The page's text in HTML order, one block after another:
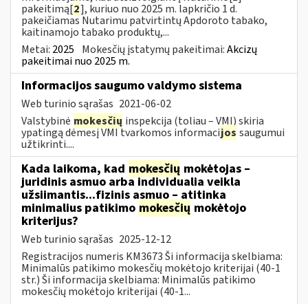
pakeitimą[2], kuriuo nuo 2025 m. lapkričio 1 d.
pakeičiamas Nutarimu patvirtintų Apdoroto tabako,
kaitinamojo tabako produktų,...
Metai: 2025 Mokesčių įstatymų pakeitimai:Akcizų
pakeitimai nuo 2025 m.
Informacijos saugumo valdymo sistema
Web turinio sąrašas 2021-06-02
Valstybinė mokesčių inspekcija (toliau – VMI) skiria
ypatingą dėmesį VMI tvarkomos informacijos saugumui
užtikrinti....
Kada laikoma, kad mokesčių mokėtojas –
juridinis asmuo arba individualia veikla
užsiimantis...fizinis asmuo – atitinka
minimalius patikimo mokesčių mokėtojo
kriterijus?
Web turinio sąrašas 2025-12-12
Registracijos numeris KM3673 Ši informacija skelbiama:
Minimalūs patikimo mokesčių mokėtojo kriterijai (40-1
str.) Ši informacija skelbiama: Minimalūs patikimo
mokesčių mokėtojo kriterijai (40-1...